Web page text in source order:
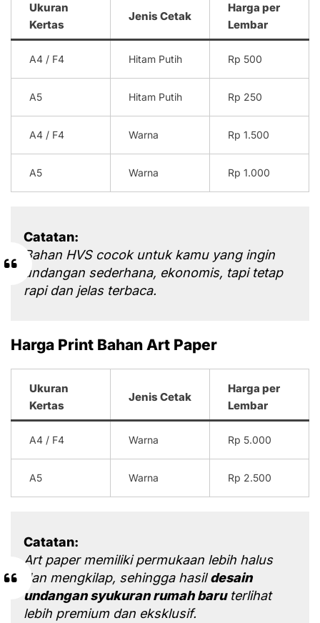
Ukuran
Kertas
Jenis Cetak
Harga per
Lembar
A4 / F4 Hitam Putih Rp 500
A5 Hitam Putih Rp 250
A4 / F4 Warna Rp 1.500
A5 Warna Rp 1.000
Catatan:
Bahan HVS cocok untuk kamu yang ingin
undangan sederhana, ekonomis, tapi tetap
rapi dan jelas terbaca.
Harga Print Bahan Art Paper
Ukuran
Kertas
Jenis Cetak
Harga per
Lembar
A4 / F4 Warna Rp 5.000
A5 Warna Rp 2.500
Catatan:
Art paper memiliki permukaan lebih halus
dan mengkilap, sehingga hasildesain
undangan syukuran rumah baruterlihat
lebih premium dan eksklusif.